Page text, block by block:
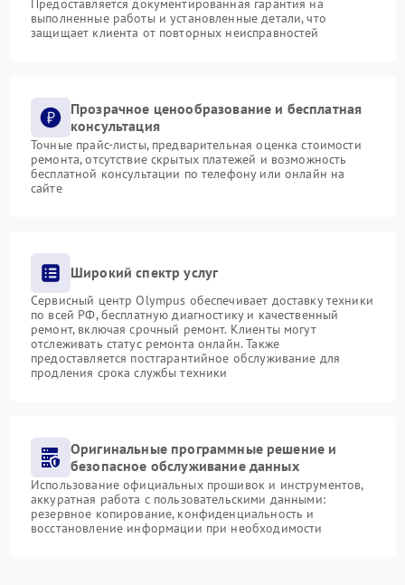
Предоставляется документированная гарантия на
выполненные работы и установленные детали, что
защищает клиента от повторных неисправностей
Прозрачное ценообразование и бесплатная
консультация
Точные прайс-листы, предварительная оценка стоимости
ремонта, отсутствие скрытых платежей и возможность
бесплатной консультации по телефону или онлайн на
сайте
Широкий спектр услуг
Сервисный центр Olympus обеспечивает доставку техники
по всей РФ, бесплатную диагностику и качественный
ремонт, включая срочный ремонт. Клиенты могут
отслеживать статус ремонта онлайн. Также
предоставляется постгарантийное обслуживание для
продления срока службы техники
Оригинальные программные решение и
безопасное обслуживание данных
Использование официальных прошивок и инструментов,
аккуратная работа с пользовательскими данными:
резервное копирование, конфиденциальность и
восстановление информации при необходимости